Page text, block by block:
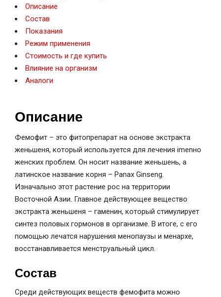
Описание
Состав
Показания
Режим применения
Стоимость и где купить
Влияние на организм
Аналоги
Описание
Фемофит – это фитопрепарат на основе экстракта
женьшеня, который используется для лечения imenно
женских проблем. Он носит название женьшень, а
латинское название корня – Panax Ginseng.
Изначально этот растение рос на территории
Восточной Азии. Главное действующее вещество
экстракта женьшеня – гаменин, который стимулирует
синтез половых гормонов в организме. В итоге, с его
помощью лечатся нарушения менопаузы и менархе,
восстанавливается менструальный цикл.
Состав
Среди действующих веществ фемофита можно